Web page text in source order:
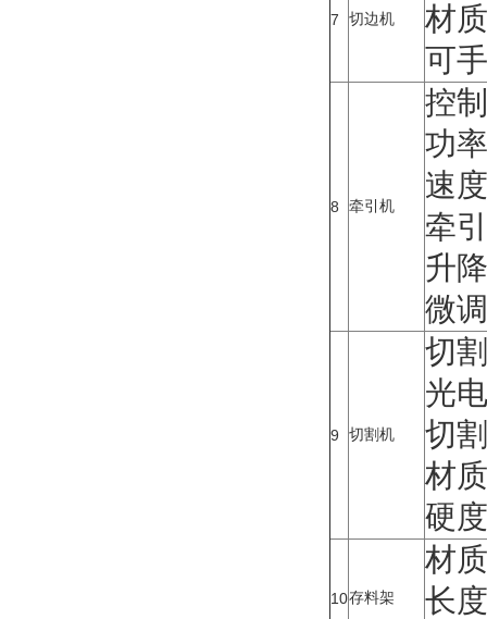
7 切边机
材
可
8 牵引机
控
功
速
牵
升
微
9 切割机
切
光
切
材
硬
10存料架
材
长